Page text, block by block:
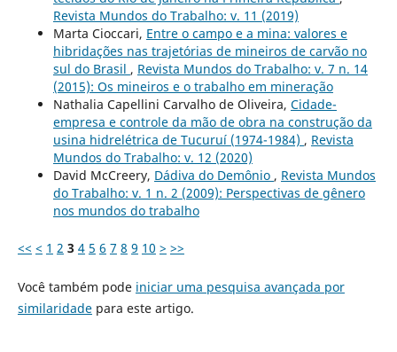
Revista Mundos do Trabalho: v. 11 (2019)
Marta Cioccari, Entre o campo e a mina: valores e
hibridações nas trajetórias de mineiros de carvão no
sul do Brasil , Revista Mundos do Trabalho: v. 7 n. 14
(2015): Os mineiros e o trabalho em mineração
Nathalia Capellini Carvalho de Oliveira, Cidade-
empresa e controle da mão de obra na construção da
usina hidrelétrica de Tucuruí (1974-1984) , Revista
Mundos do Trabalho: v. 12 (2020)
David McCreery, Dádiva do Demônio , Revista Mundos
do Trabalho: v. 1 n. 2 (2009): Perspectivas de gênero
nos mundos do trabalho
<< < 1 2 3 4 5 6 7 8 9 10 > >>
Você também pode iniciar uma pesquisa avançada por
similaridadepara este artigo.